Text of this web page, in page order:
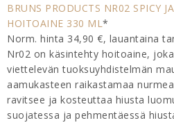
BRUNS PRODUCTS NR02 SPICY
HOITOAINE 330 ML*
Norm. hinta 34,90 €, lauantaina
Nr02 on käsintehty hoitoaine,
viettelevän tuoksuyhdistelmän
aamukasteen raikastamaa
ravitsee ja kosteuttaa hiusta
suojatessa ja pehmentäessä